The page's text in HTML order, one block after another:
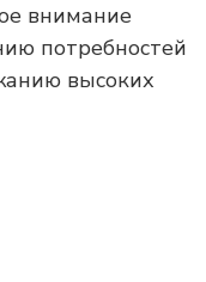
внимание
потребностей
высоких